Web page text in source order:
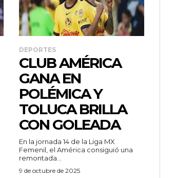
DEPORTES
CLUB AMÉRICA
GANA EN
POLÉMICA Y
TOLUCA BRILLA
CON GOLEADA
En la jornada 14 de la Liga MX
Femenil, el América consiguió una
remontada...
9 de octubre de 2025